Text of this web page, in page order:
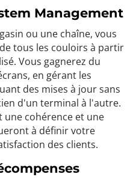
Management
ou une chaîne, vous
tous les couloirs à partir
Vous gagnerez du
en gérant les
des mises à jour sans
d'un terminal à l'autre.
une cohérence et une
à définir votre
des clients.